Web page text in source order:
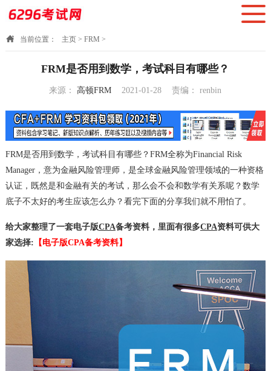
当前位置： 主页> FRM >
FRM是否用到数学，考试科目有哪些？
来源：高顿FRM
2021-01-28
责编：renbin
FRM是否用到数学，考试科目有哪些？FRM全称为Financial Risk
Manager，意为金融风险管理师，是全球金融风险管理领域的一种资格
认证，既然是和金融有关的考试，那么会不会和数学有关系呢？数学
底子不太好的考生应该怎么办？看完下面的分享我们就不用怕了。
给大家整理了一套电子版CPA备考资料，里面有很多CPA资料可供大
家选择: 【电子版CPA备考资料】